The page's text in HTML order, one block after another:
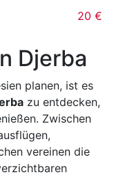
20 €
Djerba
planen, ist es
zu entdecken,
Zwischen
vereinen die